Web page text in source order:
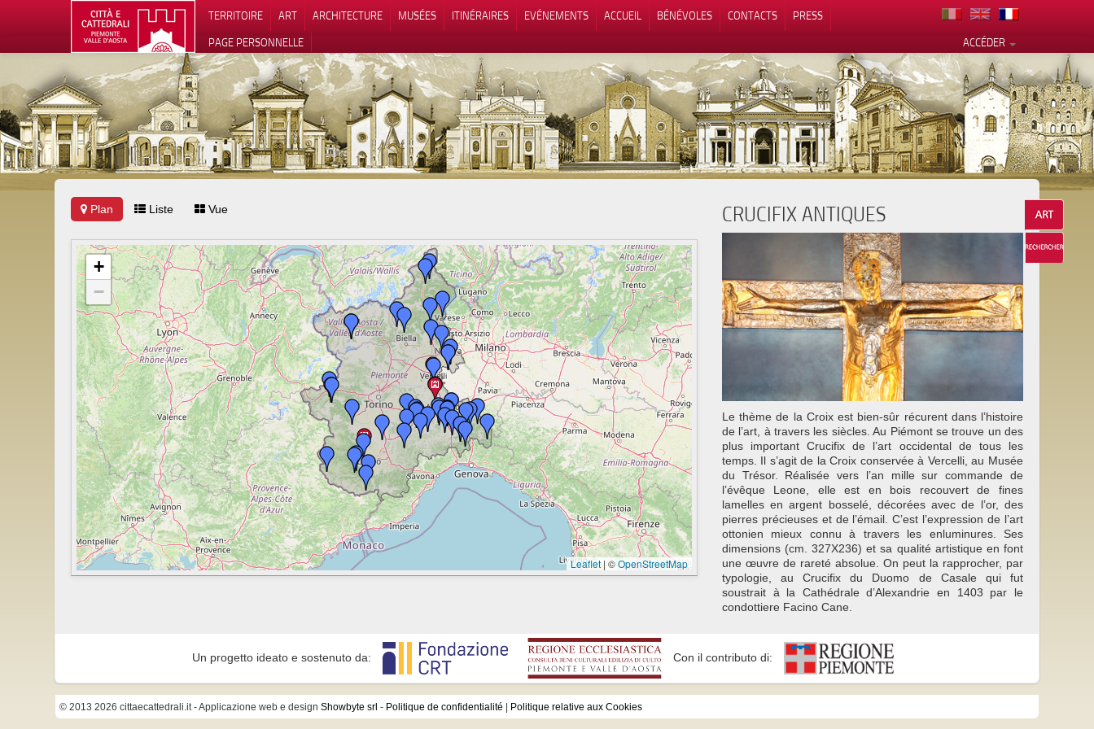
TERRITOIRE ART ARCHITECTURE MUSÉES ITINÉRAIRES EVÉNEMENTS ACCUEIL BÉNÉVOLES CONTACTS
PRESS
ACCÉDER
PAGE PERSONNELLE
Plan Liste Vue
+
−
Leaflet | ©OpenStreetMap
CRUCIFIX ANTIQUES
Le thème de la Croix est bien-sûr récurent dans l’histoire
de l’art, à travers les siècles. Au Piémont se trouve un des
plus important Crucifix de l’art occidental de tous les
temps. Il s’agit de la Croix conservée à Vercelli, au Musée
du Trésor. Réalisée vers l’an mille sur commande de
l’évêque Leone, elle est en bois recouvert de fines
lamelles en argent bosselé, décorées avec de l’or, des
pierres précieuses et de l’émail. C’est l’expression de l’art
ottonien mieux connu à travers les enluminures. Ses
dimensions (cm. 327X236) et sa qualité artistique en font
une œuvre de rareté absolue. On peut la rapprocher, par
typologie, au Crucifix du Duomo de Casale qui fut
soustrait à la Cathédrale d’Alexandrie en 1403 par le
condottiere Facino Cane.
Un progetto ideato e sostenuto da: Con il contributo di:
© 2013 2026 cittaecattedrali.it- Applicazione web e design Showbyte srl - Politique de confidentialité Politique relative aux Cookies
Vos choix en matière de confidentialité